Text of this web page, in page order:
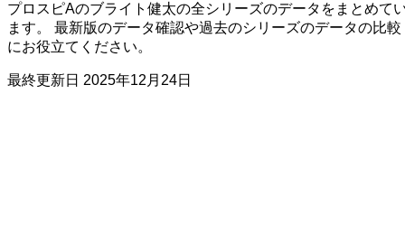
プロスピAのブライト健太の全シリーズのデータをまとめて
ます。 最新版のデータ確認や過去のシリーズのデータの比較
にお役立てください。
最終更新日 2025年12月24日